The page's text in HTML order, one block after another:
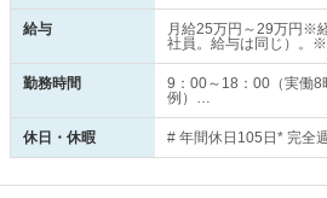
給与
月給25万円～29万円※
社員。給与は同じ）。
勤務時間
9：00～18：00（実働
例）…
休日・休暇 # 年間休日105日* 完全